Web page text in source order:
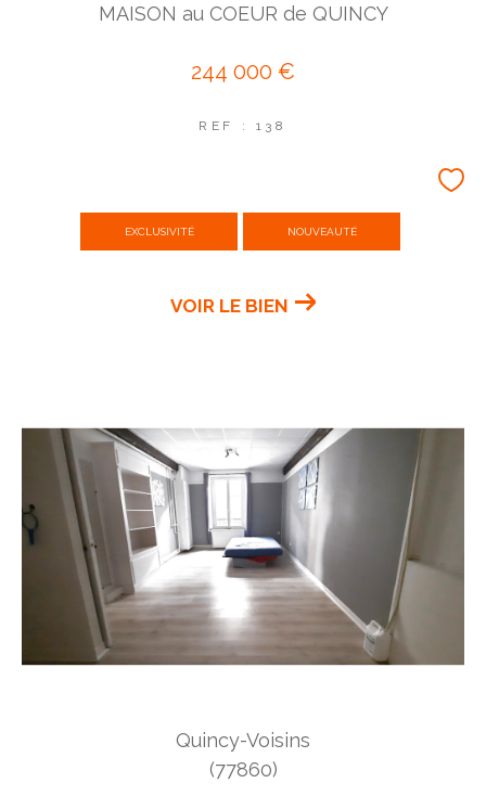
MAISON au COEUR de QUINCY
244 000 €
REF : 138
EXCLUSIVITÉ NOUVEAUTÉ
VOIR LE BIEN
Quincy-Voisins
(77860)